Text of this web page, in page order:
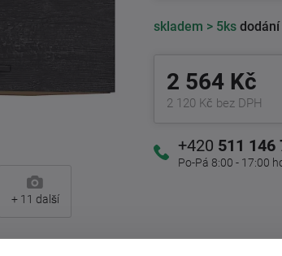
+ 11 další
skladem > 5ksdodání
2 564 Kč
2 120 Kč bez DPH
+420 511 146
Po-Pá 8:00 - 17:00